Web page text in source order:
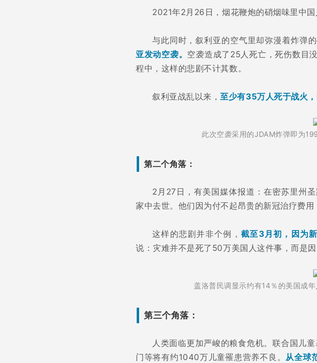
2021年2月26日，烟花鞭炮的硝烟味里中国
与此同时，叙利亚的空气里却弥漫着炸弹
亚发动空袭。 空袭造成了25人死亡，死伤数目
程中，这样的悲剧不计其数。
叙利亚战乱以来，至少有35万人死于战火，
此次空袭采用的JDAM炸弹即为
第二个角落：
2月27日，有美国媒体报道：在密苏里州
家中去世。他们因为付不起昂贵的新冠治疗费用
这样的悲剧并非个例， 截至3月初，因为
说：灾难并不是死了50万美国人这件事，而是
盖洛普民调显示约有14％的美国成
第三个角落：
人类面临更加严峻的粮食危机。联合国儿
门等将有约1040万儿童罹患营养不良。 从全球